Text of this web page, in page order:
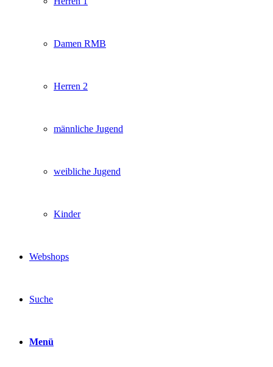
Damen RMB
Herren 2
männliche Jugend
weibliche Jugend
Kinder
Webshops
Suche
Menü